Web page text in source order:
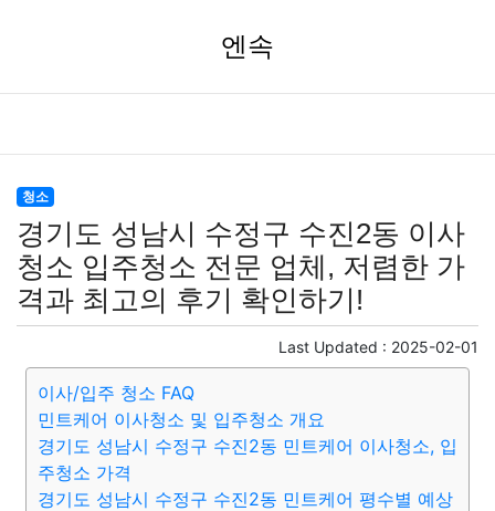
엔속
청소
경기도 성남시 수정구 수진2동 이사
청소 입주청소 전문 업체, 저렴한 가
격과 최고의 후기 확인하기!
Last Updated : 2025-02-01
이사/입주 청소 FAQ
민트케어 이사청소 및 입주청소 개요
경기도 성남시 수정구 수진2동 민트케어 이사청소, 입
주청소 가격
경기도 성남시 수정구 수진2동 민트케어 평수별 예상